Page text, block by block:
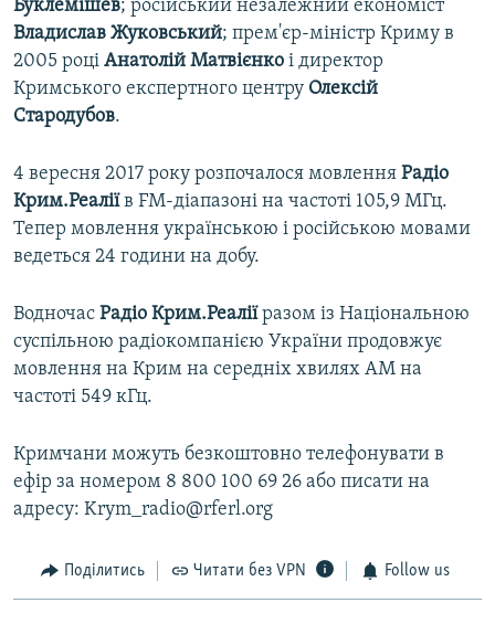
Буклемішев; російський незалежний економіст
Владислав Жуковський; прем'єр-міністр Криму в
2005 році Анатолій Матвієнко і директор
Кримського експертного центру Олексій
Стародубов.
4 вересня 2017 року розпочалося мовлення Радіо
Крим.Реаліїв FM-діапазоні на частоті 105,9 МГц.
Тепер мовлення українською і російською мовами
ведеться 24 години на добу.
Водночас Радіо Крим.Реаліїразом із Національною
суспільною радіокомпанією України продовжує
мовлення на Крим на середніх хвилях АМ на
частоті 549 кГц.
Кримчани можуть безкоштовно телефонувати в
ефір за номером 8 800 100 69 26 або писати на
адресу: Krym_radio@rferl.org
Поділитись Читати без VPN Follow us